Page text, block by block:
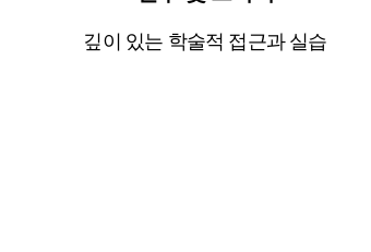
깊이 있는 학술적 접근과 실습